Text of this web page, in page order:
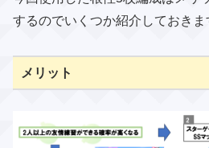
するのでいくつか紹介しておきま
メリット